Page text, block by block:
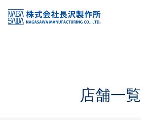
KSS加盟店・取扱店情報
店舗一覧
店舗一覧